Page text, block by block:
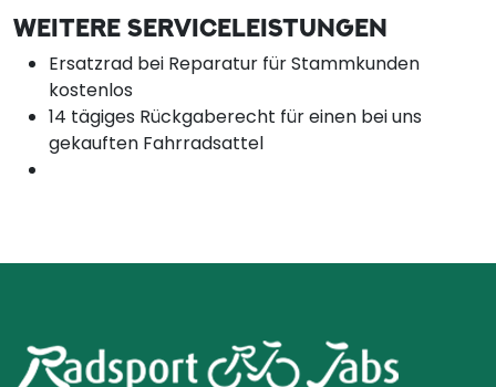
WEITERE SERVICELEISTUNGEN
Ersatzrad bei Reparatur für Stammkunden
kostenlos
14 tägiges Rückgaberecht für einen bei uns
gekauften Fahrradsattel